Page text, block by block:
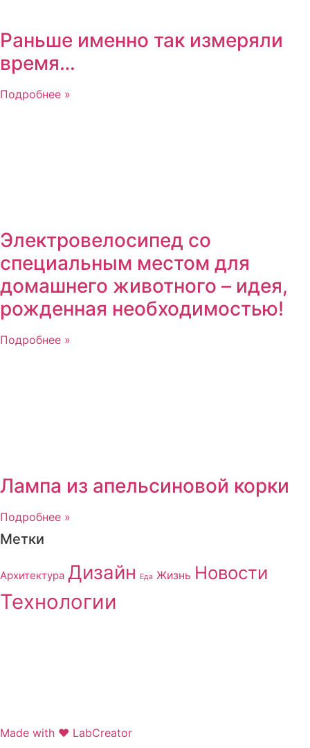
Раньше именно так измеряли
время…
Подробнее »
Электровелосипед со
специальным местом для
домашнего животного – идея,
рожденная необходимостью!
Подробнее »
Лампа из апельсиновой корки
Подробнее »
Метки
Архитектура Дизайн Еда Жизнь Новости
Технологии
Made with ❤ LabCreator